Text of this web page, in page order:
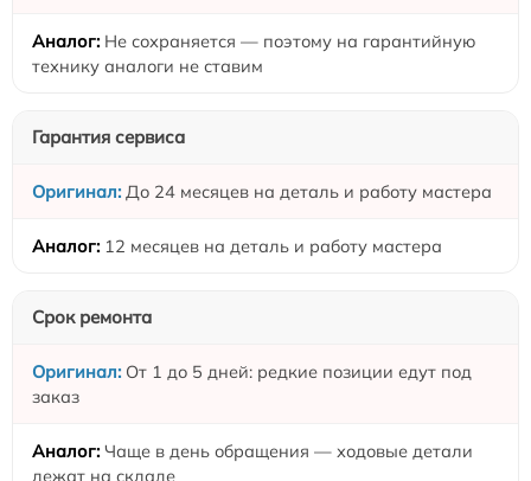
Не сохраняется — поэтому на гарантийную
технику аналоги не ставим
Гарантия сервиса
До 24 месяцев на деталь и работу мастера
12 месяцев на деталь и работу мастера
Срок ремонта
От 1 до 5 дней: редкие позиции едут под
заказ
Чаще в день обращения — ходовые детали
лежат на складе